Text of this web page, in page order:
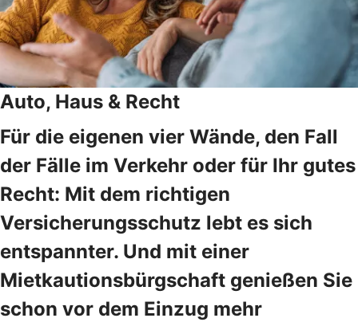
Auto, Haus & Recht
Für die eigenen vier Wände, den Fall
der Fälle im Verkehr oder für Ihr gutes
Recht: Mit dem richtigen
Versicherungsschutz lebt es sich
entspannter. Und mit einer
Mietkautionsbürgschaft genießen Sie
schon vor dem Einzug mehr